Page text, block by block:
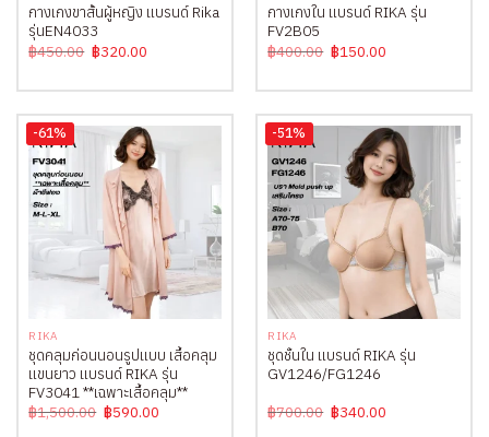
กางเกงขาสั้นผู้หญิง แบรนด์ Rika
รุ่นEN4033
฿450.00 Original
price
฿450.00.
฿320.00
฿320.00.
กางเกงใน แบรนด์ RIKA รุ่น
FV2B05
฿400.00 Original
price
฿400.00.
฿150.00
฿150.00.
-61%
RIKA
ชุดคลุมก่อนนอนรูปแบบ เสื้อคลุม
แขนยาว แบรนด์ RIKA รุ่น
FV3041 **เฉพาะเสื้อคลุม**
฿1,500.00 Original
price
฿590.00
-51%
RIKA
ชุดชั้นใน แบรนด์ RIKA รุ่น
GV1246/FG1246
฿700.00 Original
price
฿340.00